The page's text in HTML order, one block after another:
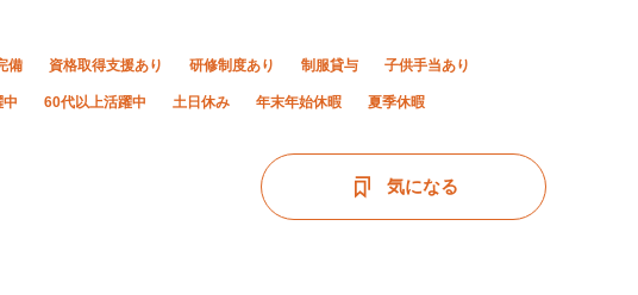
備 資格取得支援あり 研修制度あり 制服貸与 子供手当あり
60代以上活躍中 土日休み 年末年始休暇 夏季休暇
気になる